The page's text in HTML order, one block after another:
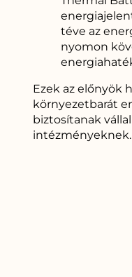
téve az
nyomon
Ezek az előnyök
környezetbarát
biztosítanak
intézményeknek.